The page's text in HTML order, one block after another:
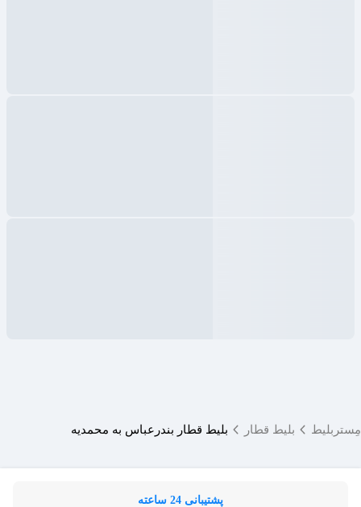
مِستربلیط بلیط قطار بلیط قطار بندرعباس به محمدیه
پشتیبانی 24 ساعته